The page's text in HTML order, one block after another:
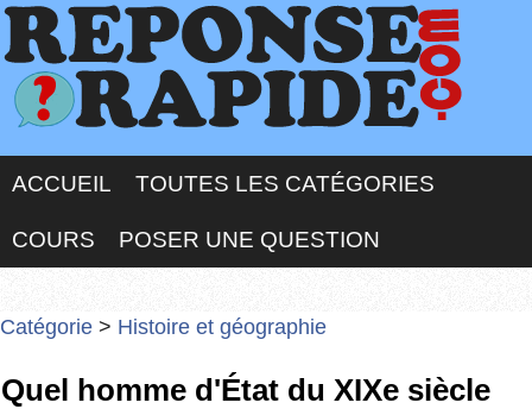
ACCUEIL TOUTES LES CATÉGORIES
COURS POSER UNE QUESTION
Catégorie > Histoire et géographie
Quel homme d'État du XIXe siècle